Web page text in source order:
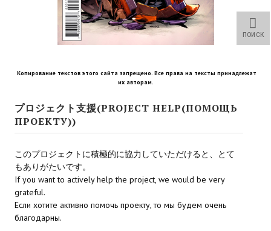
Star Trek Voyager Elite Force Remaster Fan Edition
Sacred Gold Remaster Fan Edition
Age of Pirates: Caribbean Tales Remaster Fan Edition
Sea Dogs - City of Abandoned Ships Remaster Fan Edition
Sea Dogs Remaster Fan Edition
НОВОСТИ ПОРТАЛА
Копирование текстов этого сайта запрещено. Все права на тексты принадлежат
их авторам.
プロジェクト支援(PROJECT HELP(ПОМОЩЬ
ПРОЕКТУ))
このプロジェクトに積極的に協力していただけると、とて
もありがたいです。
If you want to actively help the project, we would be very
grateful.
Если хотите активно помочь проекту, то мы будем очень
благодарны.
ПОИСК